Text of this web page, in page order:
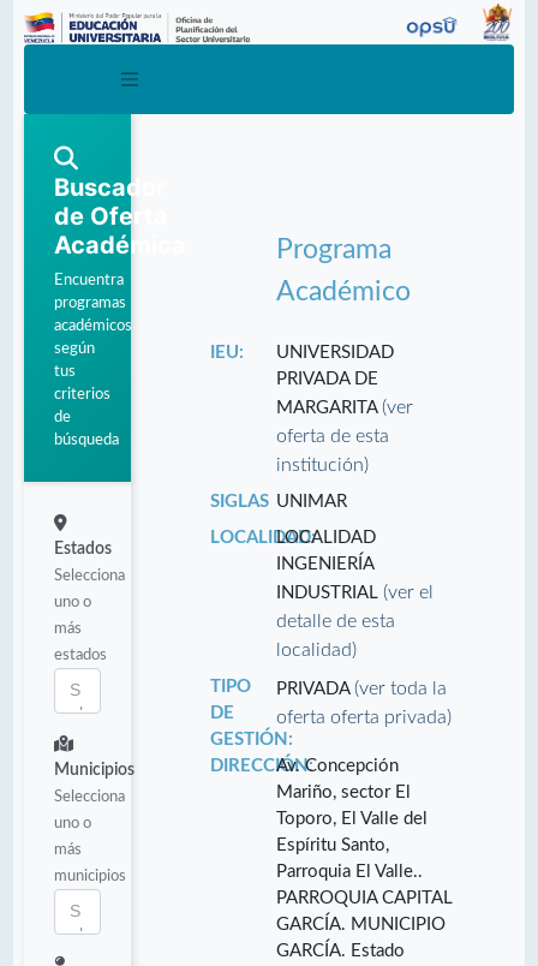
Buscador
de Oferta
Académica
Encuentra
programas
académicos
según
tus
criterios
de
búsqueda
Estados
Selecciona
uno o
más
estados
Municipios
Selecciona
uno o
más
municipios
Programa
Académico
IEU:
UNIVERSIDAD
PRIVADA DE
MARGARITA(ver
oferta de esta
institución)
SIGLAS UNIMAR
LOCALIDAD:LOCALIDAD
INGENIERÍA
INDUSTRIAL(ver el
detalle de esta
localidad)
TIPO
DE
GESTIÓN:
PRIVADA(ver toda la
oferta oferta privada)
DIRECCIÓN:Av. Concepción
Mariño, sector El
Toporo, El Valle del
Espíritu Santo,
Parroquia El Valle..
PARROQUIA CAPITAL
GARCÍA. MUNICIPIO
GARCÍA. Estado